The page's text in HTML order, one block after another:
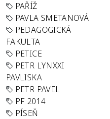
PAŘÍŽ
PAVLA SMETANOVÁ
PEDAGOGICKÁ
FAKULTA
PETICE
PETR LYNXXI
PAVLISKA
PETR PAVEL
PF 2014
PÍSEŇ